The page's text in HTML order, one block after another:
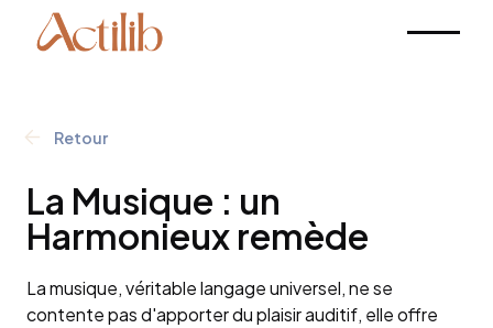
Retour
La Musique : un
Harmonieux remède
La musique, véritable langage universel, ne se
contente pas d'apporter du plaisir auditif, elle offre